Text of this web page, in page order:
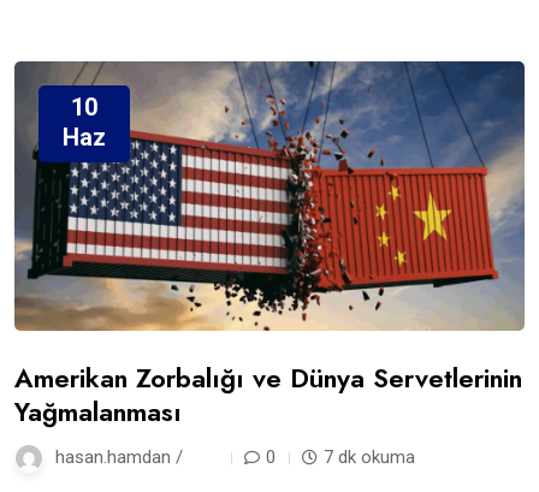
10
Haz
Amerikan Zorbalığı ve Dünya Servetlerinin
Yağmalanması
hasan.hamdan / 0 7 dk okuma